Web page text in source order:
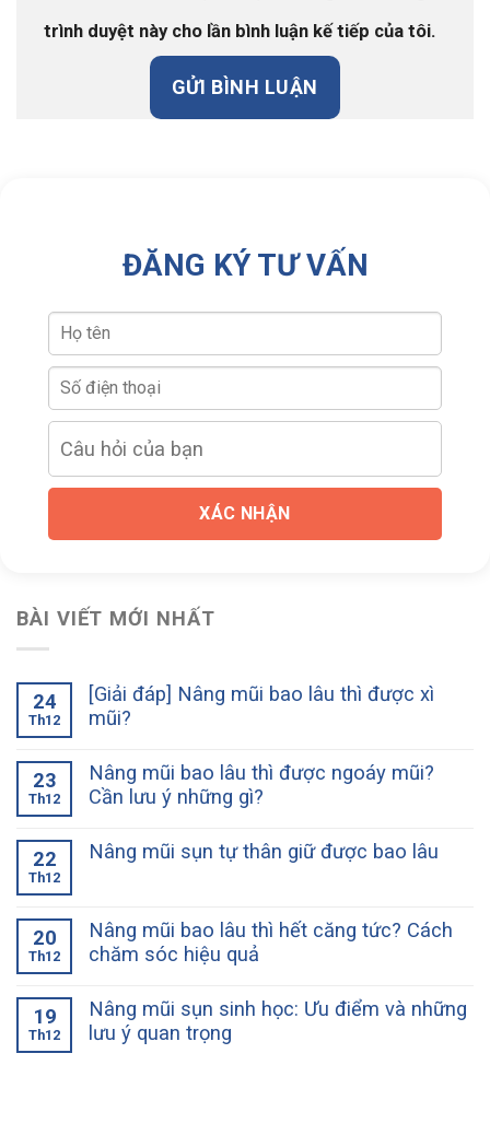
trình duyệt này cho lần bình luận kế tiếp của tôi.
ĐĂNG KÝ TƯ VẤN
XÁC NHẬN
BÀI VIẾT MỚI NHẤT
24
Th12
[Giải đáp] Nâng mũi bao lâu thì được xì
mũi?
23
Th12
Nâng mũi bao lâu thì được ngoáy mũi?
Cần lưu ý những gì?
22
Th12
Nâng mũi sụn tự thân giữ được bao lâu
20
Th12
Nâng mũi bao lâu thì hết căng tức? Cách
chăm sóc hiệu quả
19
Th12
Nâng mũi sụn sinh học: Ưu điểm và những
lưu ý quan trọng